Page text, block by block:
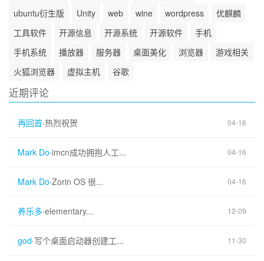
ubuntu衍生版
Unity web wine wordpress
优麒麟
工具软件
开源信息 开源系统 开源软件
手机
手机系统
播放器 服务器 桌面美化 浏览器
游戏相关
火狐浏览器
虚拟主机 谷歌
近期评论
再回首·热烈祝贺 04-16
Mark Do·imcn成功拥抱人工... 04-16
Mark Do·Zorin OS 很... 04-16
养乐多·elementary... 12-09
god·写个桌面启动器创建工... 11-30